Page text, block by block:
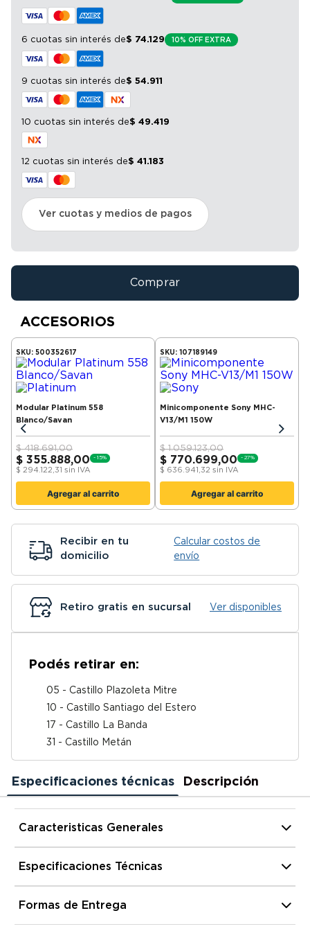
6 cuotas sin interés de$ 74.129 10% OFF EXTRA
9 cuotas sin interés de$ 54.911
10 cuotas sin interés de$ 49.419
12 cuotas sin interés de$ 41 .183
Ver cuotas y medios de pagos
Comprar
ACCESORIOS
SKU: 500352617
Modular Platinum 558
Blanco/Savan
$418.691,00
$ 355.888,00 - 15%
$ 294.122,31 sin IVA
Agregar al carrito
SKU: 107189149
Minicomponente Sony MHC-
V13/M1 150W
$1.059.123,00
$ 770.699,00 - 27%
$ 636.941,32 sin IVA
Agregar al carrito
Recibir en tu
domicilio
Calcular costos de
envío
Retiro gratis en sucursal Ver disponibles
Podés retirar en:
05 - Castillo Plazoleta Mitre
10 - Castillo Santiago del Estero
17 - Castillo La Banda
31 - Castillo Metán
Especificaciones técnicas Descripción
Caracteristicas Generales
Sistema Operativo
Tecnología
Especificaciones Técnicas
Alto
Formas de Entrega